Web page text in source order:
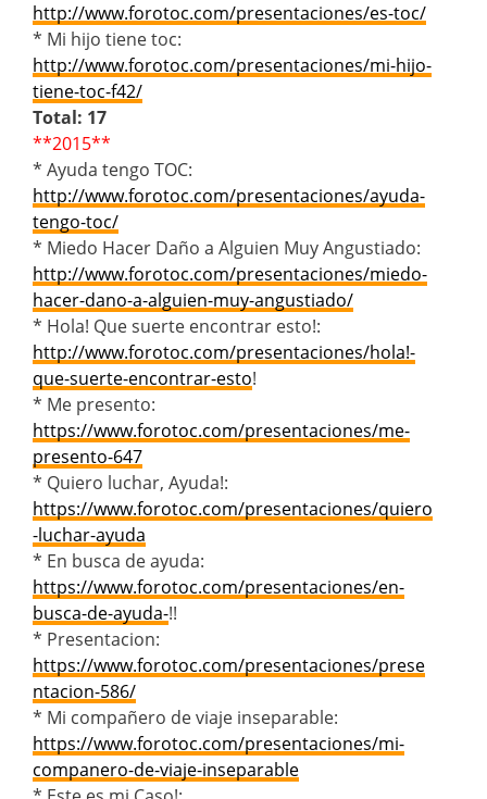
http://www.forotoc.com/presentaciones/es-toc/
* Mi hijo tiene toc:
http://www.forotoc.com/presentaciones/mi-hijo-
tiene-toc-f42/
Total: 17
**2015**
* Ayuda tengo TOC:
http://www.forotoc.com/presentaciones/ayuda-
tengo-toc/
* Miedo Hacer Daño a Alguien Muy Angustiado:
http://www.forotoc.com/presentaciones/miedo-
hacer-dano-a-alguien-muy-angustiado/
* Hola! Que suerte encontrar esto!:
http://www.forotoc.com/presentaciones/hola!-
que-suerte-encontrar-esto!
* Me presento:
https://www.forotoc.com/presentaciones/me-
presento-647
* Quiero luchar, Ayuda!:
https://www.forotoc.com/presentaciones/quiero
-luchar-ayuda
* En busca de ayuda:
https://www.forotoc.com/presentaciones/en-
busca-de-ayuda-!!
* Presentacion:
https://www.forotoc.com/presentaciones/prese
ntacion-586/
* Mi compañero de viaje inseparable:
https://www.forotoc.com/presentaciones/mi-
companero-de-viaje-inseparable